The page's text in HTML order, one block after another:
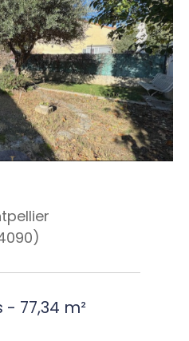
77,34 m²